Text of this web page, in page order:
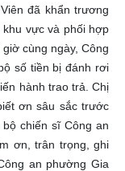
đã khẩn trương
vực và phối hợp
cùng ngày, Công
số tiền bị đánh rơi
hành trao trả. Chị
ơn sâu sắc trước
chiến sĩ Công an
ơn, trân trọng, ghi
an phường Gia